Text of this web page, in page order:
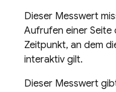
Dieser Messwert
Aufrufen einer Seite
Zeitpunkt, an dem
interaktiv gilt.
Dieser Messwert